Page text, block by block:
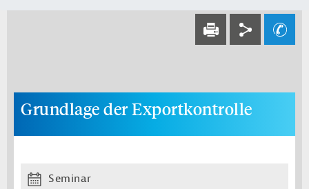
Service navi
DRUCKEN
Social navi
Ihre Frage an
Grundlage der Exportkontrolle
Seminar